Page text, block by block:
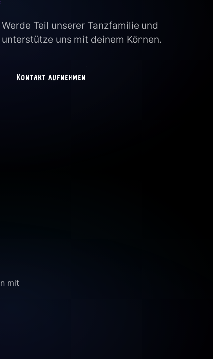
Werde Teil unserer Tanzfamilie und
unterstütze uns mit deinem Können.
Kontakt aufnehmen
mit